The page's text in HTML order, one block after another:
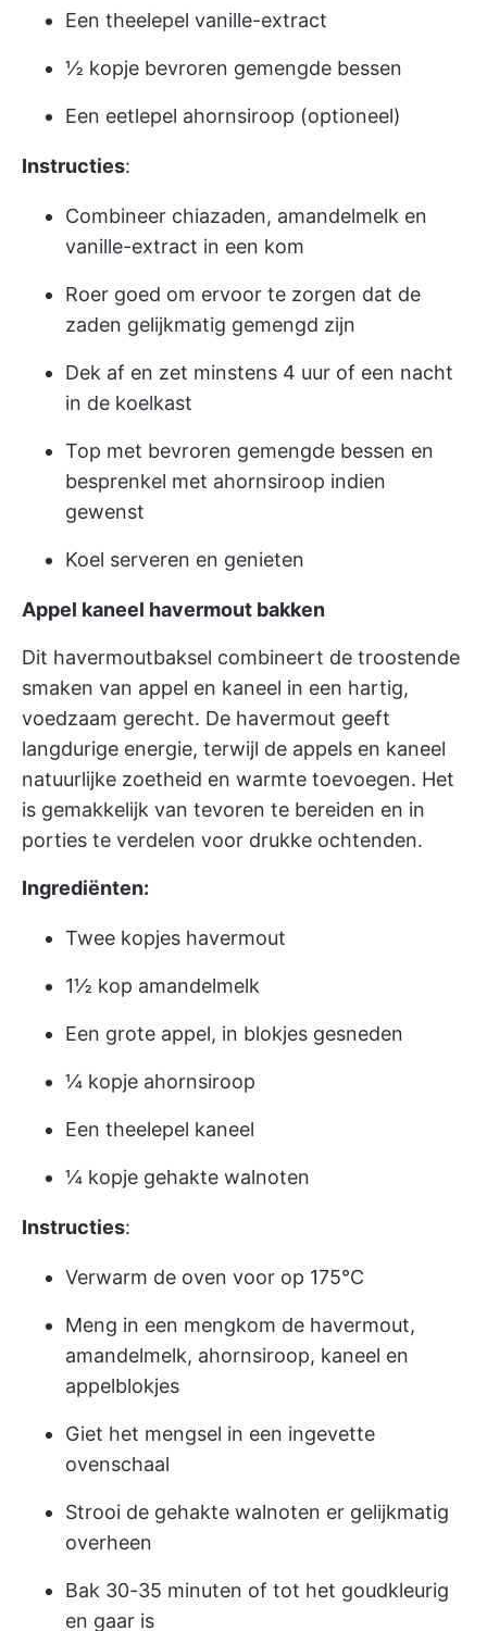
Een theelepel vanille-extract
½ kopje bevroren gemengde bessen
Een eetlepel ahornsiroop (optioneel)
Instructies:
Combineer chiazaden, amandelmelk en
vanille-extract in een kom
Roer goed om ervoor te zorgen dat de
zaden gelijkmatig gemengd zijn
Dek af en zet minstens 4 uur of een nacht
in de koelkast
Top met bevroren gemengde bessen en
besprenkel met ahornsiroop indien
gewenst
Koel serveren en genieten
Appel kaneel havermout bakken
Dit havermoutbaksel combineert de troostende
smaken van appel en kaneel in een hartig,
voedzaam gerecht. De havermout geeft
langdurige energie, terwijl de appels en kaneel
natuurlijke zoetheid en warmte toevoegen. Het
is gemakkelijk van tevoren te bereiden en in
porties te verdelen voor drukke ochtenden.
Ingrediënten:
Twee kopjes havermout
1½ kop amandelmelk
Een grote appel, in blokjes gesneden
¼ kopje ahornsiroop
Een theelepel kaneel
¼ kopje gehakte walnoten
Instructies:
Verwarm de oven voor op 175°C
Meng in een mengkom de havermout,
amandelmelk, ahornsiroop, kaneel en
appelblokjes
Giet het mengsel in een ingevette
ovenschaal
Strooi de gehakte walnoten er gelijkmatig
overheen
Bak 30-35 minuten of tot het goudkleurig
en gaar is